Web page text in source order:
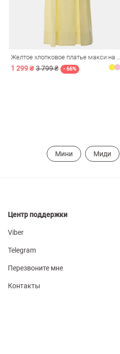
1 299 ₴ 3 799 ₴ - 66%
Мини Миди
Центр поддержки
Viber
Telegram
Перезвоните мне
Контакты